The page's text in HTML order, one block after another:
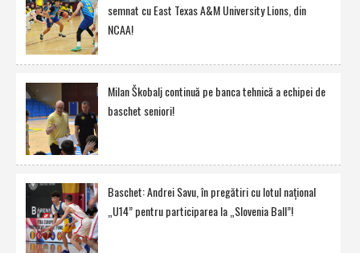
semnat cu East Texas A&M University Lions, din
NCAA!
Milan Škobalj continuă pe banca tehnică a echipei de
baschet seniori!
Baschet: Andrei Savu, în pregătiri cu lotul naţional
„U14” pentru participarea la „Slovenia Ball”!